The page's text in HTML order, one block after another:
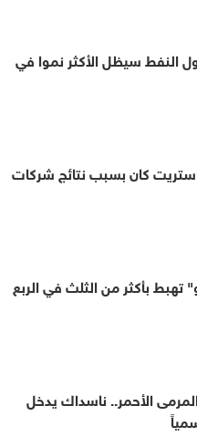
النفط سيظل الأكثر نموا في
كان بسبب نتائج شركات
تهبط بأكثر من الثلث في الربع
الأحمر.. ناسداك يدخل